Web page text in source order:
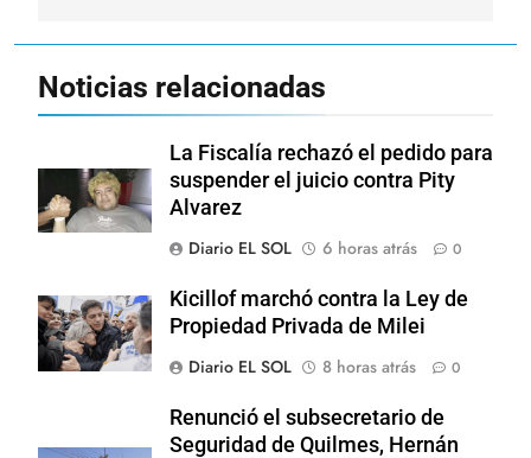
Noticias relacionadas
La Fiscalía rechazó el pedido para
suspender el juicio contra Pity
Alvarez
Diario EL SOL
6 horas atrás 0
Kicillof marchó contra la Ley de
Propiedad Privada de Milei
Diario EL SOL
8 horas atrás 0
Renunció el subsecretario de
Seguridad de Quilmes, Hernán